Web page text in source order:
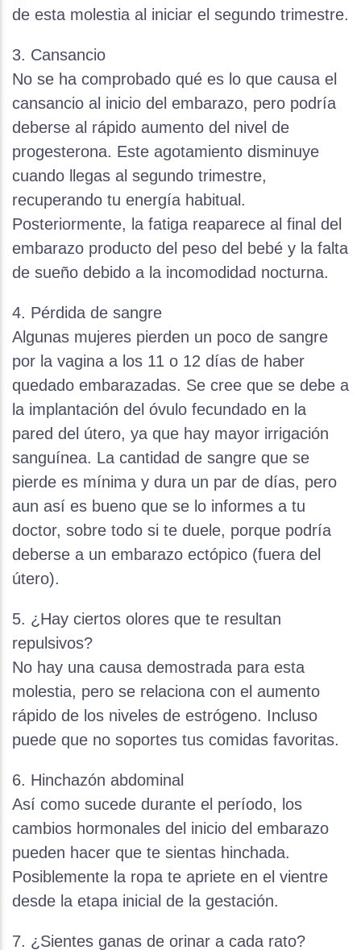
de esta molestia al iniciar el segundo trimestre.
3. Cansancio
No se ha comprobado qué es lo que causa el
cansancio al inicio del embarazo, pero podría
deberse al rápido aumento del nivel de
progesterona. Este agotamiento disminuye
cuando llegas al segundo trimestre,
recuperando tu energía habitual.
Posteriormente, la fatiga reaparece al final del
embarazo producto del peso del bebé y la falta
de sueño debido a la incomodidad nocturna.
4. Pérdida de sangre
Algunas mujeres pierden un poco de sangre
por la vagina a los 11 o 12 días de haber
quedado embarazadas. Se cree que se debe a
la implantación del óvulo fecundado en la
pared del útero, ya que hay mayor irrigación
sanguínea. La cantidad de sangre que se
pierde es mínima y dura un par de días, pero
aun así es bueno que se lo informes a tu
doctor, sobre todo si te duele, porque podría
deberse a un embarazo ectópico (fuera del
útero).
5. ¿Hay ciertos olores que te resultan
repulsivos?
No hay una causa demostrada para esta
molestia, pero se relaciona con el aumento
rápido de los niveles de estrógeno. Incluso
puede que no soportes tus comidas favoritas.
6. Hinchazón abdominal
Así como sucede durante el período, los
cambios hormonales del inicio del embarazo
pueden hacer que te sientas hinchada.
Posiblemente la ropa te apriete en el vientre
desde la etapa inicial de la gestación.
7. ¿Sientes ganas de orinar a cada rato?